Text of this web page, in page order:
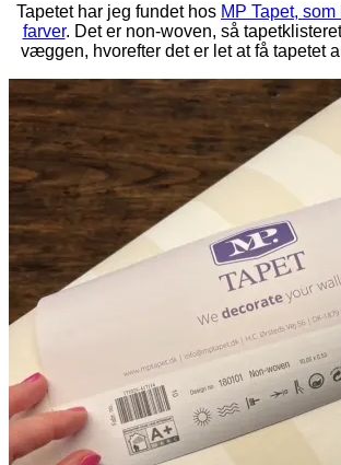
Tapetet har jeg fundet hos MP Tapet,
farver. Det er non-woven, så
væggen, hvorefter det er let at få tapetet